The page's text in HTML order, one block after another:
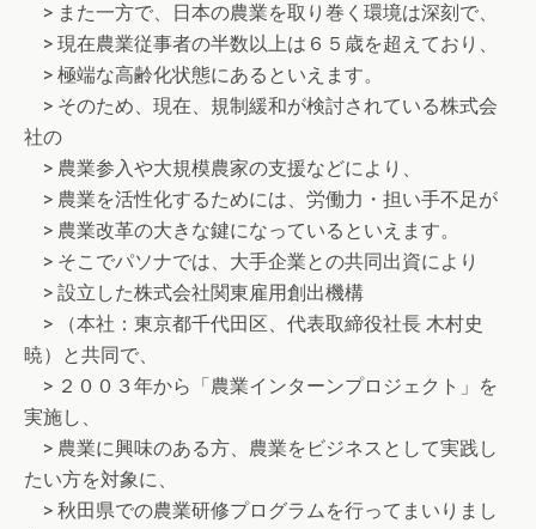
> また一方で、日本の農業を取り巻く環境は深刻で、
> 現在農業従事者の半数以上は６５歳を超えており、
> 極端な高齢化状態にあるといえます。
> そのため、現在、規制緩和が検討されている株式会
社の
> 農業参入や大規模農家の支援などにより、
> 農業を活性化するためには、労働力・担い手不足が
> 農業改革の大きな鍵になっているといえます。
> そこでパソナでは、大手企業との共同出資により
> 設立した株式会社関東雇用創出機構
> （本社：東京都千代田区、代表取締役社長 木村史
暁）と共同で、
> ２００３年から「農業インターンプロジェクト」を
実施し、
> 農業に興味のある方、農業をビジネスとして実践し
たい方を対象に、
> 秋田県での農業研修プログラムを行ってまいりまし